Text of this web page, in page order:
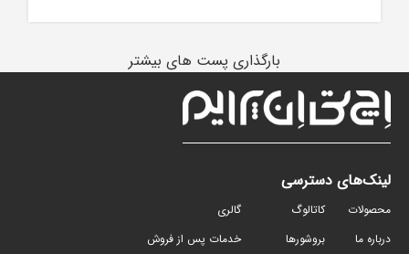
بارگذاری پست های بیشتر
لینک‌های دسترسی
محصولات
درباره ما
کاتالوگ
بروشورها
گالری
خدمات پس از فروش